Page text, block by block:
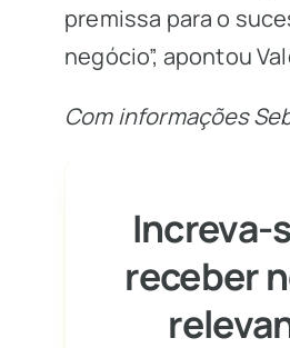
premissa para o
negócio”, apontou
Com informações
Increva-
receber